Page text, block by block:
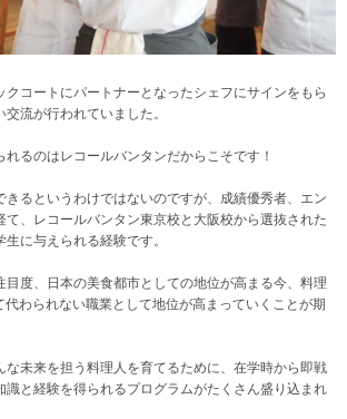
クコートにパートナーとなったシェフにサインをもら
流が行われていました。
れるのはレコールバンタンだからこそです！
きるというわけではないのですが、成績優秀者、エン
て、レコールバンタン東京校と大阪校から選抜された
に与えられる経験です。
目度、日本の美食都市としての地位が高まる今、料理
代わられない職業として地位が高まっていくことが期
な未来を担う料理人を育てるために、在学時から即戦
識と経験を得られるプログラムがたくさん盛り込まれ